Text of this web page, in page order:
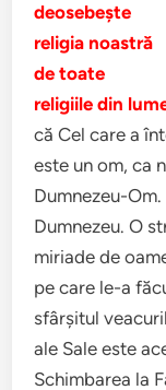
deosebeşte
religia noastră
de toate
religiile din
că Cel care a
este un om, ca
Dumnezeu-
Dumnezeu. O
miriade de
pe care le-a
sfârşitul
ale Sale este
Schimbarea la